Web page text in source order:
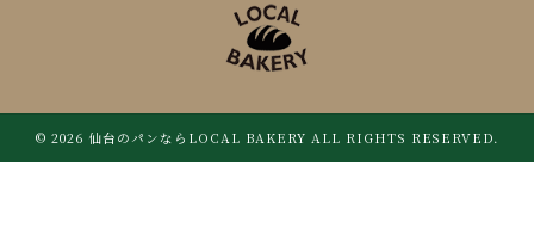
© 2026 仙台のパンならLOCAL BAKERY ALL RIGHTS RESERVED.